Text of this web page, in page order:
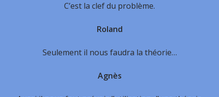
C’est la clef du problème.
Roland
Seulement il nous faudra la théorie…
Agnès